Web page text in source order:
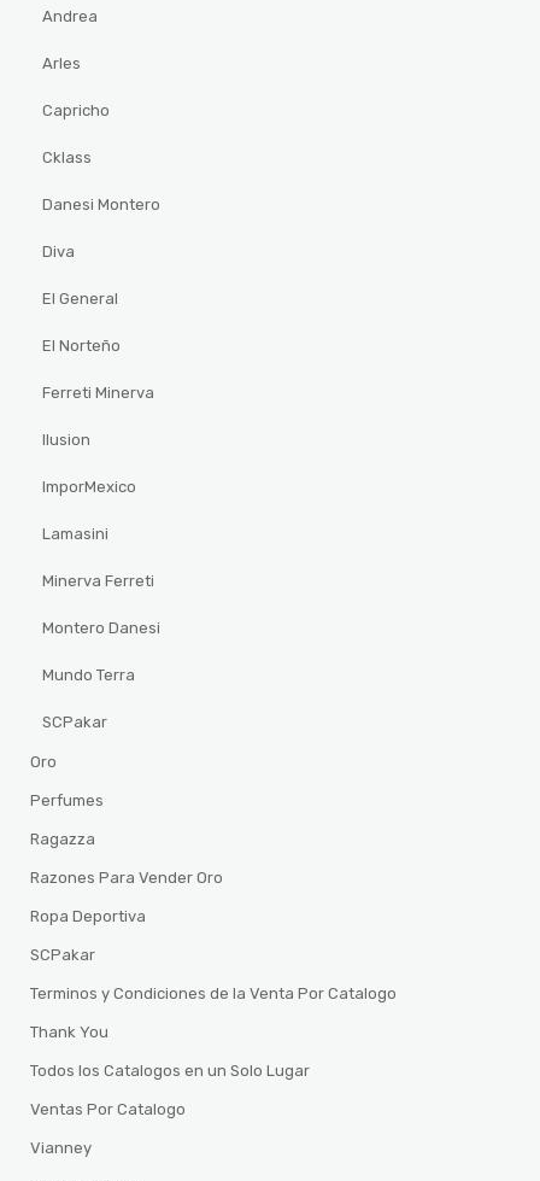
Andrea
Arles
Capricho
Cklass
Danesi Montero
Diva
El General
El Norteño
Ferreti Minerva
Ilusion
ImporMexico
Lamasini
Minerva Ferreti
Montero Danesi
Mundo Terra
SCPakar
Oro
Perfumes
Ragazza
Razones Para Vender Oro
Ropa Deportiva
SCPakar
Terminos y Condiciones de la Venta Por Catalogo
Thank You
Todos los Catalogos en un Solo Lugar
Ventas Por Catalogo
Vianney